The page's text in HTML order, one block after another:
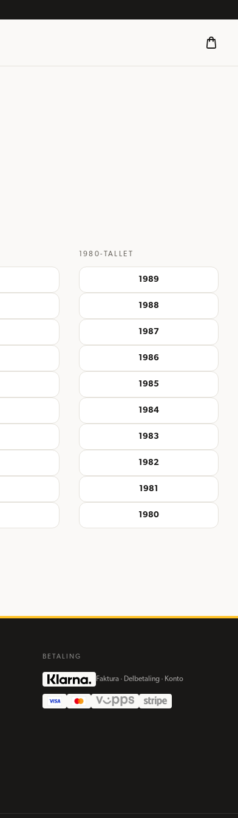
1980-TALLET
1989
1988
1987
1986
1985
1984
1983
1982
1981
1980
BETALING
Faktura · Delbetaling · Konto